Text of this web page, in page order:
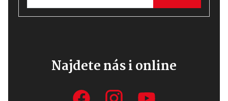
Najdete nás i online